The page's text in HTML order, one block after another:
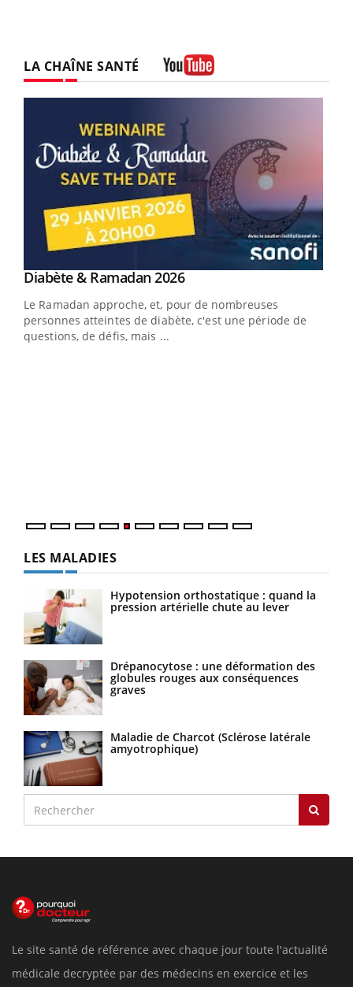
LA CHAÎNE SANTÉ
Youtube
Diabète & Ramadan 2026Youtube
Le Ramadan approche, et, pour de nombreuses
personnes atteintes de diabète, c'est une période de
questions, de défis, mais ...
LES MALADIES
Hypotension orthostatique : quand la
pression artérielle chute au lever
Drépanocytose : une déformation des
globules rouges aux conséquences
graves
Maladie de Charcot (Sclérose latérale
amyotrophique)
Le site santé de référence avec chaque jour toute l'actualité
médicale decryptée par des médecins en exercice et les